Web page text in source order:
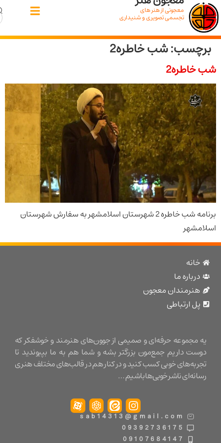
معجونی از هنر های
تجسمی تصویری و شنیداری
شب خاطره2
برنامه شب خاطره 2 شهرستان اسلامشهر به سفارش شهرستان
ما
معجون
ارتباطی
حرفه‌ای و صمیمی از جوون‌های هنرمند و خوشفکر که
داریم جمع‌مون بزرگتر بشه و شما هم به ما بپیوندید تا
خوبی کسب کنید و در کنار هم در قالب‌های مختلف هنری
ناشر خوبی‌ها باشیم …
sab14313@gmail.com
09392736175
09107684147